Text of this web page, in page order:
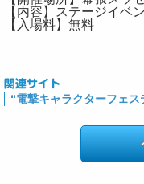
【内容】ステージイベ
【入場料】無料
“電撃キャラクターフェ